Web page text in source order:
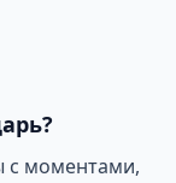
с моментами,